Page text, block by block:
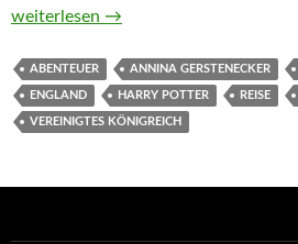
Der inoffizielle Harry Potter
weiterlesen →
ABENTEUER ANNINA GERSTENECKER
ENGLAND HARRY POTTER REISE
VEREINIGTES KÖNIGREICH